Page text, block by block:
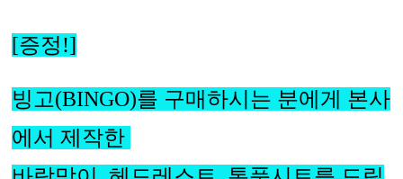
[증정!]
빙고(BINGO)를 구매하시는 분에게 본사
에서 제작한